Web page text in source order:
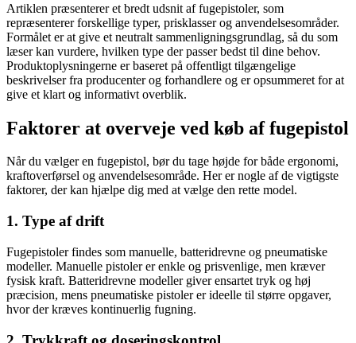
Artiklen præsenterer et bredt udsnit af fugepistoler, som
repræsenterer forskellige typer, prisklasser og anvendelsesområder.
Formålet er at give et neutralt sammenligningsgrundlag, så du som
læser kan vurdere, hvilken type der passer bedst til dine behov.
Produktoplysningerne er baseret på offentligt tilgængelige
beskrivelser fra producenter og forhandlere og er opsummeret for at
give et klart og informativt overblik.
Faktorer at overveje ved køb af fugepistol
Når du vælger en fugepistol, bør du tage højde for både ergonomi,
kraftoverførsel og anvendelsesområde. Her er nogle af de vigtigste
faktorer, der kan hjælpe dig med at vælge den rette model.
1. Type af drift
Fugepistoler findes som manuelle, batteridrevne og pneumatiske
modeller. Manuelle pistoler er enkle og prisvenlige, men kræver
fysisk kraft. Batteridrevne modeller giver ensartet tryk og høj
præcision, mens pneumatiske pistoler er ideelle til større opgaver,
hvor der kræves kontinuerlig fugning.